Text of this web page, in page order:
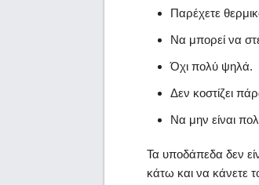
Παρέχετε
Να μπορεί να
Όχι πολύ ψηλά.
Δεν κοστίζει
Να μην είναι
Τα υποδάπεδα δεν
κάτω και να κάνετε